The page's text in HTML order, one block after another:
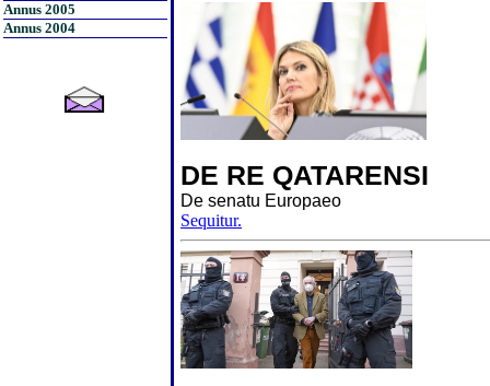
Annus 2005
Annus 2004
DE RE QATARENSI
De senatu Europaeo
Sequitur.